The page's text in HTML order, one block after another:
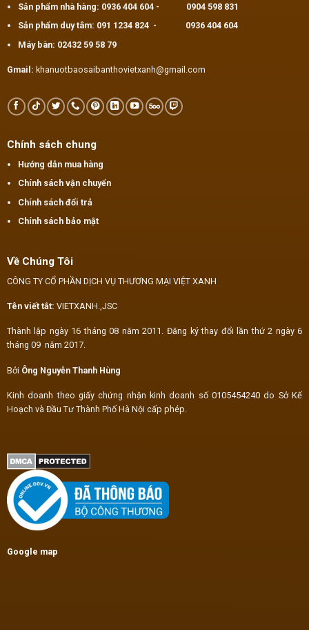
Sản phẩm nhà hàng: 0936 404 604- 0904 598 831
Sản phẩm duy tâm: 091 1234 824 -
0936 404 604
Máy bàn: 02432 59 58 79
Gmail: khanuotbaosaibanthovietxanh@gmail.com
Chính sách chung
Hướng dẫn mua hàng
Chính sách vận chuyển
Chính sách đổi trả
Chính sách bảo mật
Về Chúng Tôi
CÔNG TY CỔ PHẦN DỊCH VỤ THƯƠNG MẠI VIỆT XANH
Tên viết tắt: VIETXANH.,JSC
Thành lập ngày 16 tháng 08 năm 2011. Đăng ký thay đổi lần thứ 2 ngày 6
tháng 09 năm 2017.
Bởi Ông Nguyễn Thanh Hùng
Kinh doanh theo giấy chứng nhận kinh doanh số 0105454240 do Sở Kế
Hoạch và Đầu Tư Thành Phố Hà Nội cấp phép.
Google map